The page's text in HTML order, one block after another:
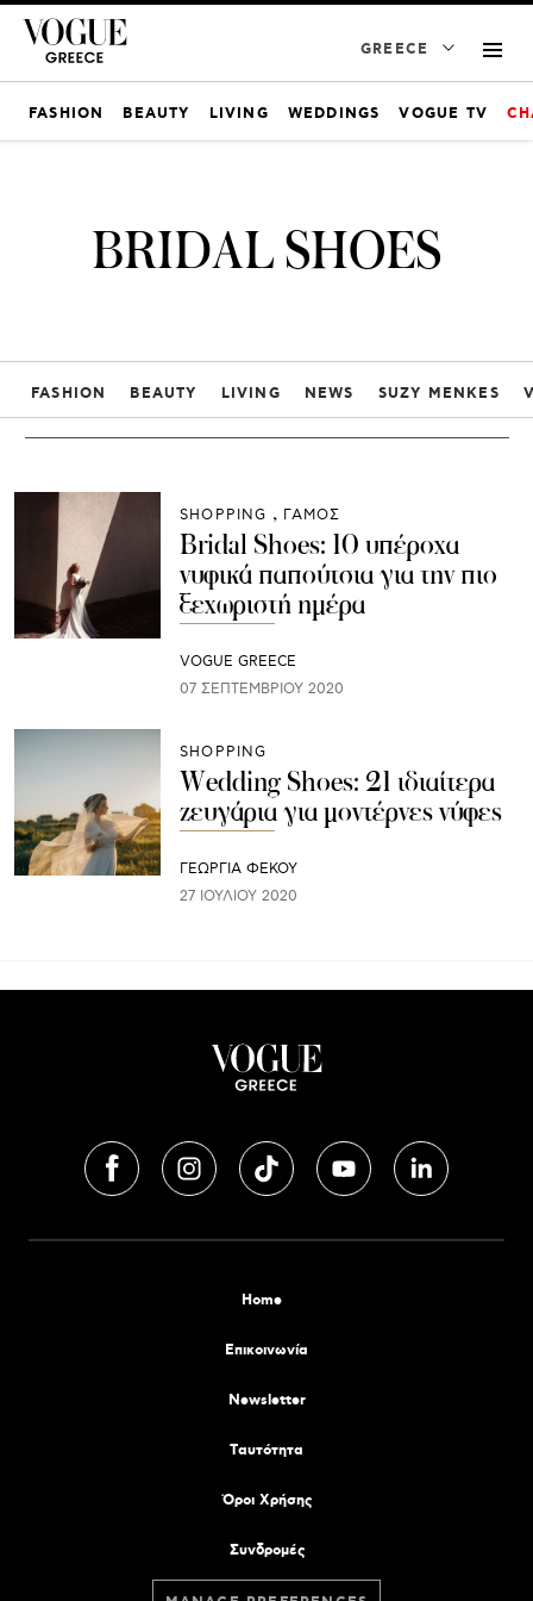
GREECE
FASHION BEAUTY LIVING WEDDINGS VOGUE TV
BRIDAL SHOES
FASHION BEAUTY LIVING NEWS SUZY MENKES
SHOPPING ΓΑΜΟΣ
Bridal Shoes: 10 υπέροχα
νυφικά παπούτσια για την πιο
ξεχωριστή ημέρα
VOGUE GREECE
07 ΣΕΠΤΕΜΒΡΊΟΥ 2020
SHOPPING
Wedding Shoes: 21 ιδιαίτερα
ζευγάρια για μοντέρνες νύφες
ΓΕΩΡΓΙΑ ΦΕΚΟΥ
27 ΙΟΥΛΊΟΥ 2020
Home
Επικοινωνία
Newsletter
Tαυτότητα
Όροι Χρήσης
Συνδρομές